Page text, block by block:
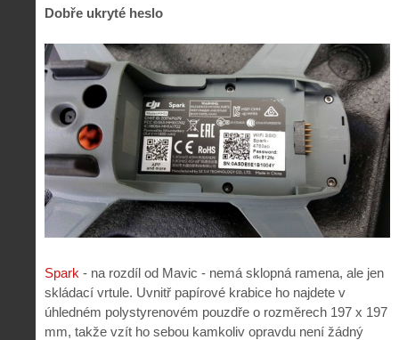
Dobře ukryté heslo
Spark - na rozdíl od Mavic - nemá sklopná ramena, ale jen
skládací vrtule. Uvnitř papírové krabice ho najdete v
úhledném polystyrenovém pouzdře o rozměrech 197 x 197
mm, takže vzít ho sebou kamkoliv opravdu není žádný